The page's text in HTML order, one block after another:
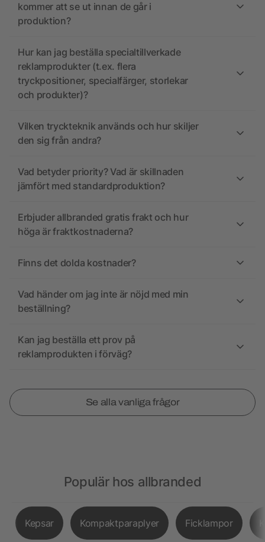
kommer att se ut innan de går i
produktion?
Hur kan jag beställa specialtillverkade
reklamprodukter (t.ex. flera
tryckpositioner, specialfärger, storlekar
och produkter)?
Vilken tryckteknik används och hur skiljer
den sig från andra?
Vad betyder priority? Vad är skillnaden
jämfört med standardproduktion?
Erbjuder allbranded gratis frakt och hur
höga är fraktkostnaderna?
Finns det dolda kostnader?
Vad händer om jag inte är nöjd med min
beställning?
Kan jag beställa ett prov på
reklamprodukten i förväg?
Se alla vanliga frågor
Populär hos allbranded
Kepsar Kompaktparaplyer Ficklampor